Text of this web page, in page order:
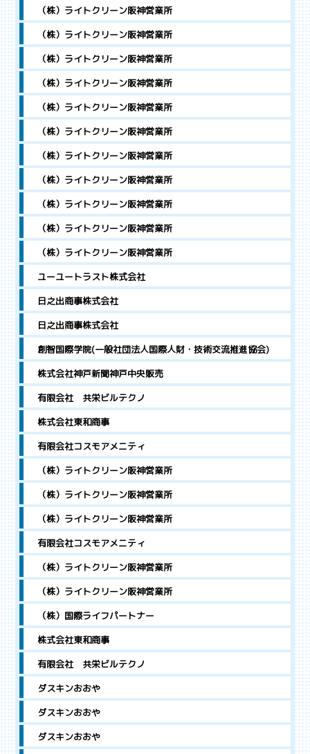
（株）ライトクリーン阪神営業所
（株）ライトクリーン阪神営業所
（株）ライトクリーン阪神営業所
（株）ライトクリーン阪神営業所
（株）ライトクリーン阪神営業所
（株）ライトクリーン阪神営業所
（株）ライトクリーン阪神営業所
（株）ライトクリーン阪神営業所
（株）ライトクリーン阪神営業所
（株）ライトクリーン阪神営業所
（株）ライトクリーン阪神営業所
ユーユートラスト株式会社
日之出商事株式会社
日之出商事株式会社
創智国際学院(一般社団法人国際人財・技術交流推進協会)
株式会社神戸新聞神戸中央販売
有限会社 共栄ビルテクノ
株式会社東和商事
有限会社コスモアメニティ
（株）ライトクリーン阪神営業所
（株）ライトクリーン阪神営業所
（株）ライトクリーン阪神営業所
有限会社コスモアメニティ
（株）ライトクリーン阪神営業所
（株）ライトクリーン阪神営業所
（株）国際ライフパートナー
株式会社東和商事
有限会社 共栄ビルテクノ
ダスキンおおや
ダスキンおおや
ダスキンおおや